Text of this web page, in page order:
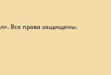
Все права защищены.